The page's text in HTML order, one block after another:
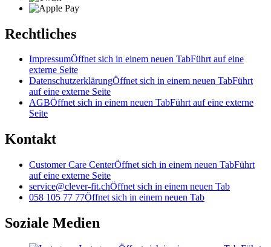
Rechtliches
ImpressumÖffnet sich in einem neuen TabFührt auf eine
externe Seite
DatenschutzerklärungÖffnet sich in einem neuen TabFührt
auf eine externe Seite
AGBÖffnet sich in einem neuen TabFührt auf eine externe
Seite
Kontakt
Customer Care CenterÖffnet sich in einem neuen TabFührt
auf eine externe Seite
service@clever-fit.chÖffnet sich in einem neuen Tab
058 105 77 77Öffnet sich in einem neuen Tab
Soziale Medien